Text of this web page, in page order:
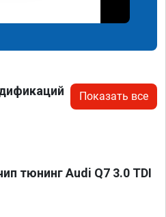
Показать все
тюнинг Audi Q7 3.0 TDI